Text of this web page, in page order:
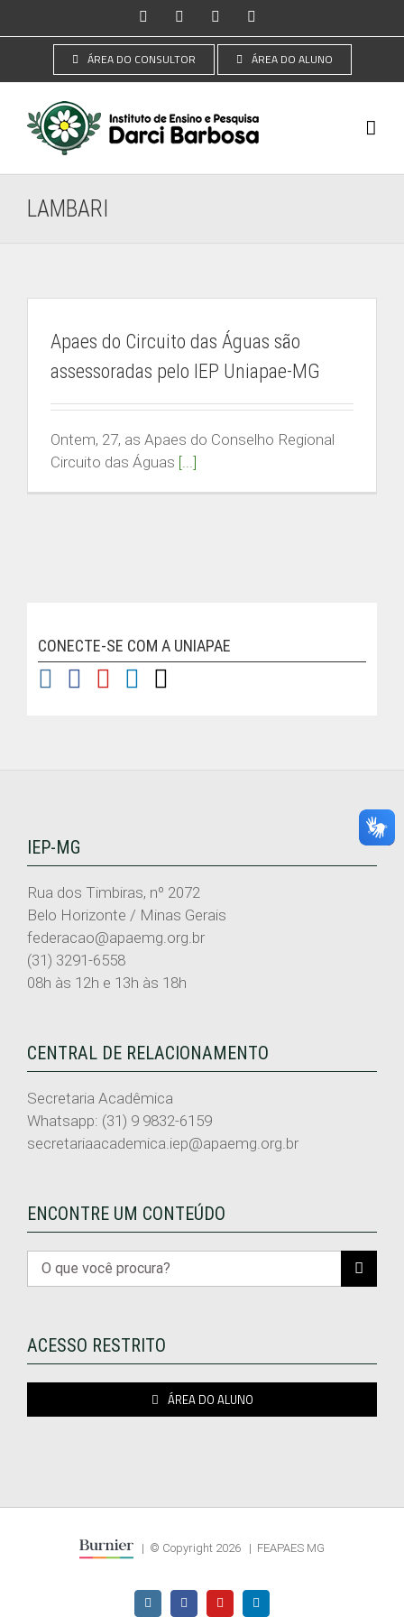
para
conteúdo
InstagramFacebookYouTube
ÁREA DO CONSULTOR ÁREA DO ALUNO
LAMBARI
Apaes do Circuito das Águas são
assessoradas pelo IEP Uniapae-MG
Ontem, 27, as Apaes do Conselho Regional
Circuito das Águas [...]
CONECTE-SE COM A UNIAPAE
IEP-MG
Rua dos Timbiras, nº 2072
Belo Horizonte / Minas Gerais
federacao@apaemg.org.br
(31) 3291-6558
08h às 12h e 13h às 18h
CENTRAL DE RELACIONAMENTO
Secretaria Acadêmica
Whatsapp: (31) 9 9832-6159
secretariaacademica.iep@apaemg.org.br
ENCONTRE UM CONTEÚDO
Buscar
resultados
ACESSO RESTRITO
ÁREA DO ALUNO
| © Copyright 2026 | FEAPAES MG
InstagramFacebookYouTube